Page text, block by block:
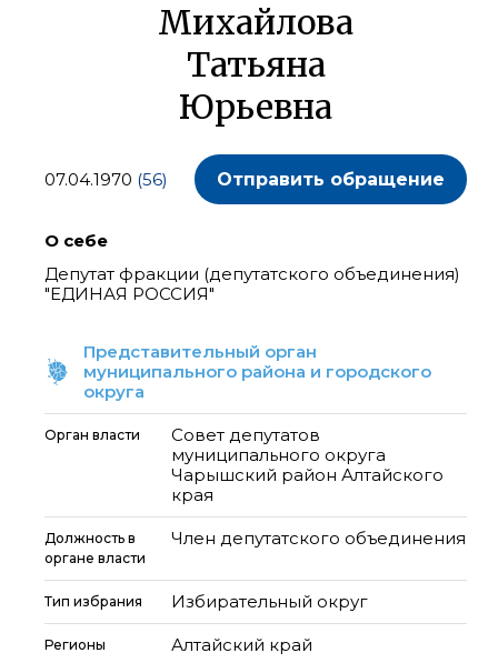
Михайлова
Татьяна
Юрьевна
07.04.1970 (56) Отправить обращение
О себе
Депутат фракции (депутатского объединения)
"ЕДИНАЯ РОССИЯ"
Представительный орган
муниципального района и городского
округа
Орган власти
Совет депутатов
муниципального округа
Чарышский район Алтайского
края
Должность в
органе власти
Член депутатского объединения
Тип избрания Избирательный округ
Регионы Алтайский край